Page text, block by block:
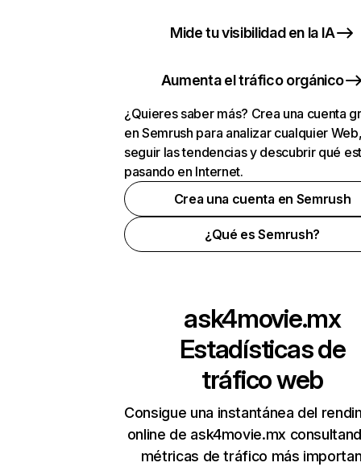
Mide tu visibilidad en la IA
Aumenta el tráfico orgánico
¿Quieres saber más? Crea una cuenta
en Semrush para analizar cualquier
seguir las tendencias y descubrir qué
pasando en Internet.
Crea una cuenta en Semrush
¿Qué es Semrush?
ask4movie.mx
Estadísticas de
tráfico web
Consigue una instantánea del
online de ask4movie.mx
métricas de tráfico más